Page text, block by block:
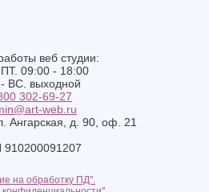
веб студии:
09:00 - 18:00
ВС. выходной
302-69-27
web.ru
Ангарская, д. 90, оф. 21
на обработку ПД".